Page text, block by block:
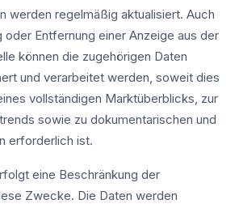
werden regelmäßig aktualisiert. Auch
oder Entfernung einer Anzeige aus der
können die zugehörigen Daten
und verarbeitet werden, soweit dies
vollständigen Marktüberblicks, zur
sowie zu dokumentarischen und
erforderlich ist.
eine Beschränkung der
Zwecke. Die Daten werden